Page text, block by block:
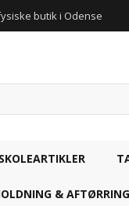
butik i Odense
SKOLEARTIKLER
& AFTØRRING